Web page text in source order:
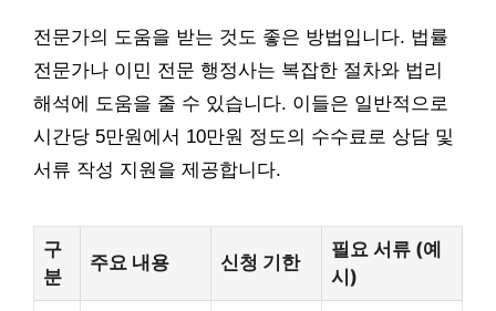
전문가의 도움을 받는 것도 좋은 방법입니다. 법률
전문가나 이민 전문 행정사는 복잡한 절차와 법리
해석에 도움을 줄 수 있습니다. 이들은 일반적으로
시간당 5만원에서 10만원 정도의 수수료로 상담 및
서류 작성 지원을 제공합니다.
구
분
주요 내용 신청 기한
필요 서류 (예
시)